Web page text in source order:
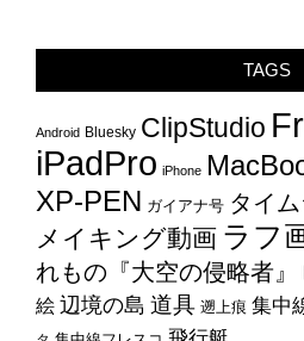
TAGS
ClipStudio
iPadPro
XP-PEN ガイアナ号 タイ
メイキング動画 ラフ
れもの『大空の侵略者』
絵 辺境の島 道具 遡上痕 集中
集中線フレスコ 飛行艇